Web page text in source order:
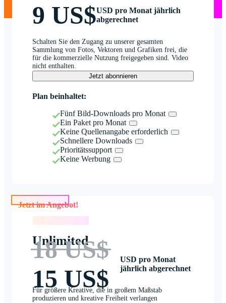
9 US$USD pro Monat jährlich
abgerechnet
Schalten Sie den Zugang zu unserer gesamten
Sammlung von Fotos, Vektoren und Grafiken frei, die
für die kommerzielle Nutzung freigegeben sind. Video
nicht enthalten.
Jetzt abonnieren
Plan beinhaltet:
Fünf Bild-Downloads pro Monat
Ein Paket pro Monat
Keine Quellenangabe erforderlich
Schnellere Downloads
Prioritätssupport
Keine Werbung
Jetzt im Angebot!
Unlimited
18 US$
15 US$
USD pro Monat
jährlich abgerechnet
Für größere Kreative, die in großem Maßstab
produzieren und kreative Freiheit verlangen